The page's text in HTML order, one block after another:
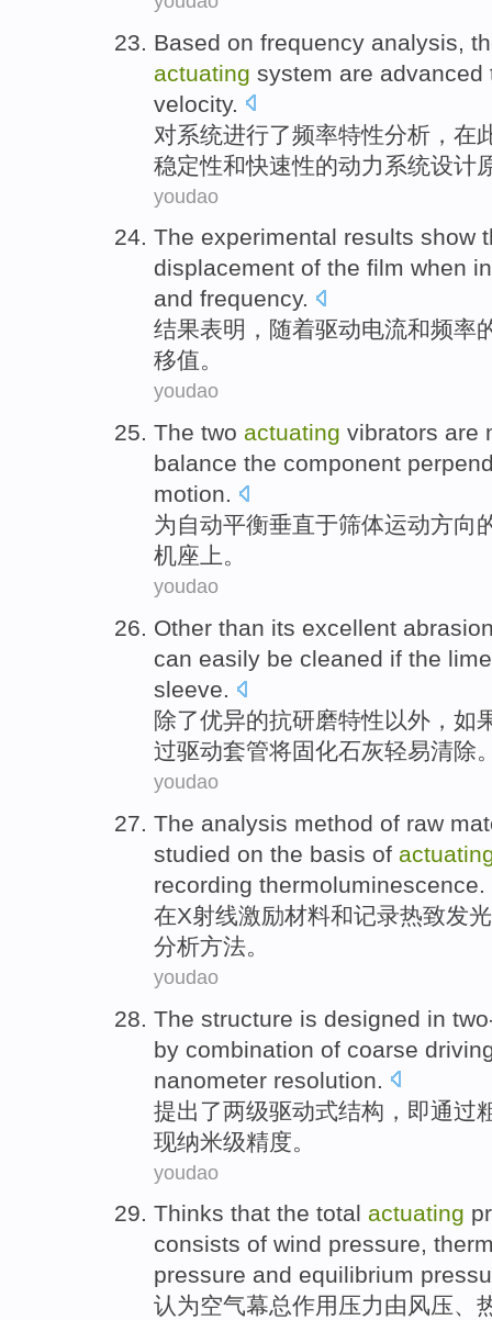
Based on frequency analysis ,
actuating system are advanced
velocity.
对系统进行了频率特性分析 ， 在
稳定性和快速性的动力系统设计
youdao
The experimental results show
displacement of the film when
and frequency.
结果表明 ，随着驱动电流和频率
移值。
youdao
The two actuating vibrators are
balance the component
motion.
为 自动平衡垂直于筛体运动方向
机座 上。
youdao
Other than its excellent
can easily be cleaned if the lime
sleeve.
除了优异的抗研磨特性以外， 如
过驱动套管将固化石灰轻易清除
youdao
The analysis method of raw
studied on the basis of
recording thermoluminescence.
在X射线激励材料和记录热致发光
分析方法。
youdao
The structure is designed in
by combination of coarse
nanometer resolution
提出了两级驱动式结构 ，即通过
现纳米级精度 。
youdao
Thinks that the total actuating
consists of wind pressure,
pressure and equilibrium
认为空气幕总作用 压力由 风压、